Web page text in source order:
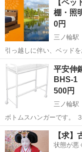
【ベ
棚・照
0円
三ノ輪駅
引っ越しに伴い、ベッドをお譲りします。
明引き出し付きベッド シ
マットレス シングル
シリーズ ...
東京 台東区 三ノ
平安伸
BHS-1
500円
三ノ輪駅
ボトムスハンガーです。
分解してしまったので、
東京 台東区 三ノ
【求
状態が悪